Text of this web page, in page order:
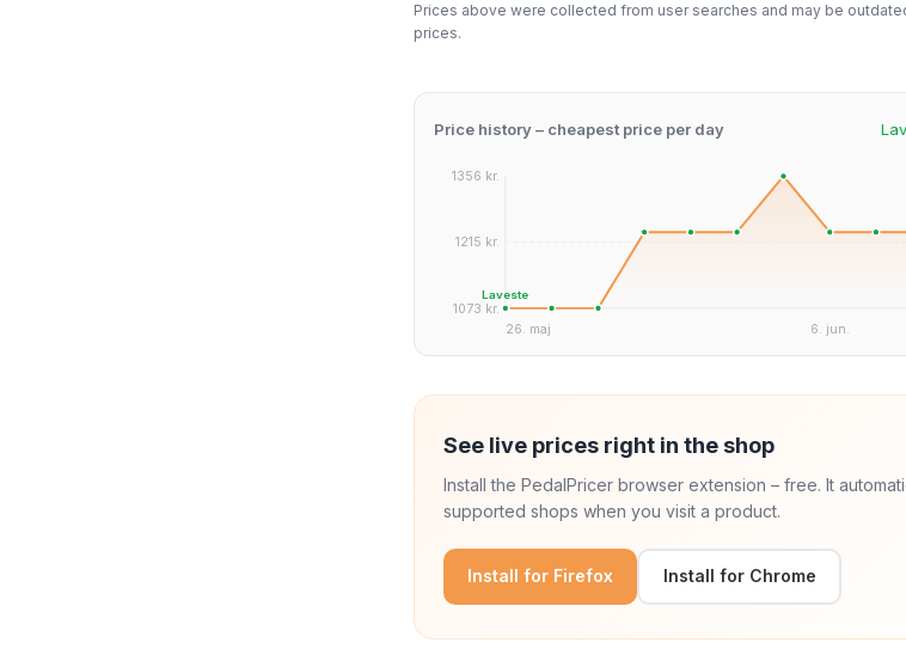
Prices above were collected from user searches and may be
prices.
Price history – cheapest price per day
1356 kr.
1215 kr.
1073 kr.
26. maj
6. jun.
Laveste
See live prices right in the shop
Install the PedalPricer browser extension – free. It
supported shops when you visit a product.
Install for Firefox Install for Chrome